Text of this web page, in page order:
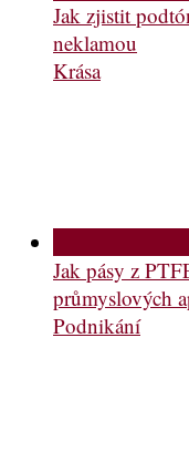
Jak zjistit
neklamou
Krása
Jak pásy z
průmyslových
Podnikání